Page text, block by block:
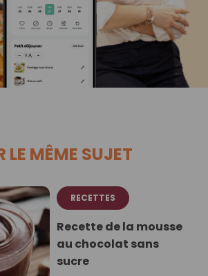
LE MÊME SUJET
RECETTES
Recette de la mousse
au chocolat sans
sucre